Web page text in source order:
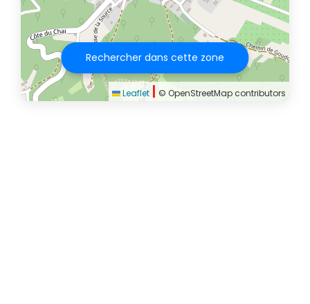
Rechercher dans cette zone
Leaflet | © OpenStreetMap contributors